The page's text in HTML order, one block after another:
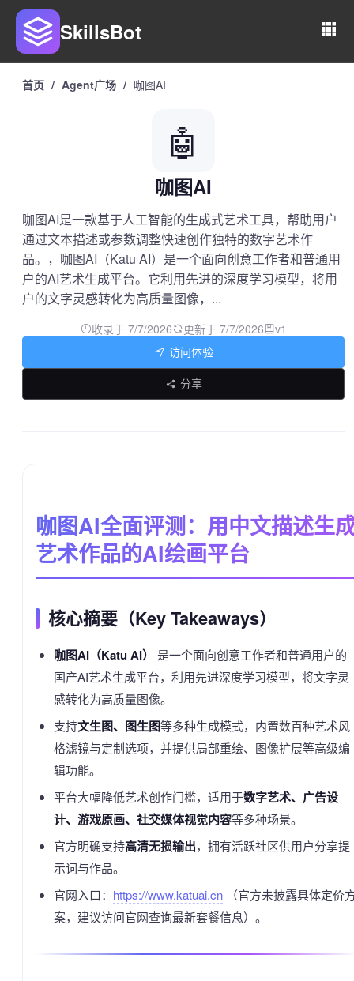
SkillsBot
首页 / Agent广场 / 咖图AI
🤖
咖图AI
咖图AI是一款基于人工智能的生成式艺术工具，帮助用户
通过文本描述或参数调整快速创作独特的数字艺术作
品。，咖图AI（Katu AI）是一个面向创意工作者和普通用
户的AI艺术生成平台。它利用先进的深度学习模型，将用
户的文字灵感转化为高质量图像，...
收录于 7/7/2026 更新于 7/7/2026 v1
访问体验
分享
咖图AI全面评测：用中文描述生
艺术作品的AI绘画平台
核心摘要（Key Takeaways）
咖图AI（Katu AI）
是一个面向创意工作者和普通用户的
国产AI艺术生成平台，利用先进深度学习模型，将文字灵
感转化为高质量图像。
支持文生图、图生图等多种生成模式，内置数百种艺术风
格滤镜与定制选项，并提供局部重绘、图像扩展等高级编
辑功能。
平台大幅降低艺术创作门槛，适用于数字艺术、广告设
计、游戏原画、社交媒体视觉内容等多种场景。
官方明确支持高清无损输出，拥有活跃社区供用户分享提
示词与作品。
官网入口： https://www.katuai.cn（官方未披露具体定价
案，建议访问官网查询最新套餐信息）。